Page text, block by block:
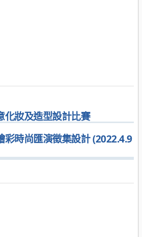
化妝及造型設計比賽
彩時尚匯演徵集設計 (2022.4.9